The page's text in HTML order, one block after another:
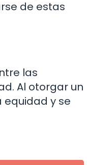
de estas
las
Al otorgar un
equidad y se